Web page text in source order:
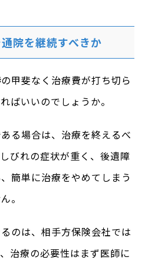
院を継続すべきか
甲斐なく治療費が打ち切ら
ばいいのでしょうか。
る場合は、治療を終えるべ
びれの症状が重く、後遺障
簡単に治療をやめてしまう
。
のは、相手方保険会社では
治療の必要性はまず医師に